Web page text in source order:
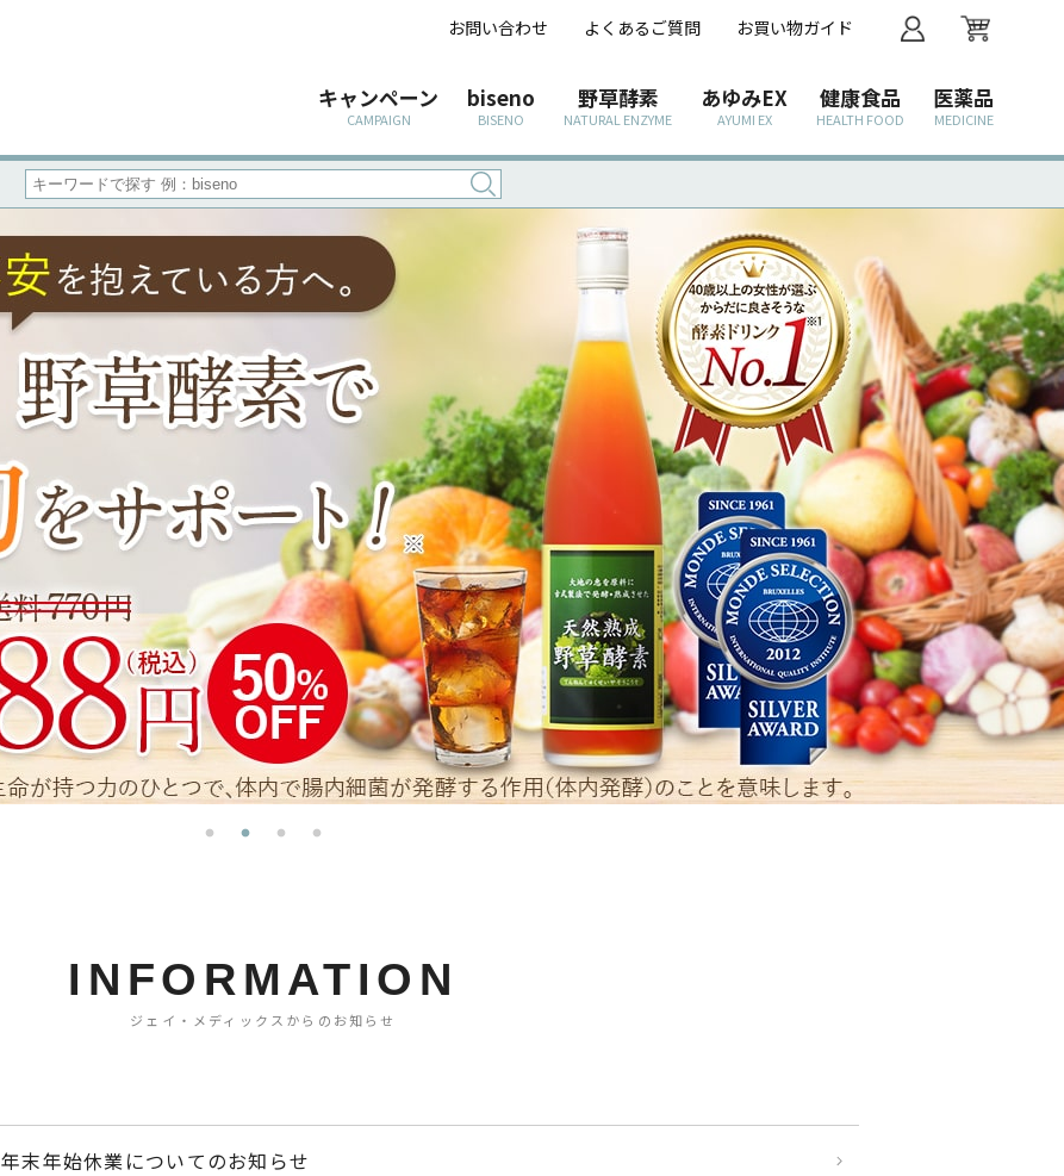
キャンペーン
CAMPAIGN
biseno
BISENO
野草酵素
NATURAL ENZYME
あゆみEX
AYUMI EX
健康食品
HEALTH FOOD
医薬品
MEDICINE
お問い合わせ よくあるご質問 お買い物ガイド
INFORMATION
ジェイ・メディックスからのお知らせ
年末年始休業についてのお知らせ